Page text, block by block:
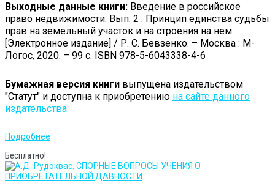
Выходные данные книги: Введение в российское
право недвижимости. Вып. 2 : Принцип единства судьбы
прав на земельный участок и на строения на нем
[Электронное издание] / Р. С. Бевзенко. – Москва : М-
Логос, 2020. – 99 с. ISBN 978-5-6043338-4-6
Бумажная версия книги выпущена издательством
"Статут" и доступна к приобретению на сайте данного
издательства.
Подробнее
Бесплатно!